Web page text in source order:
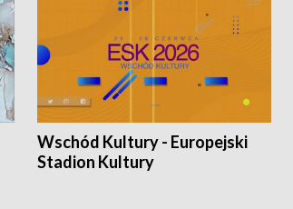
Wschód Kultury - Europejski
Stadion Kultury